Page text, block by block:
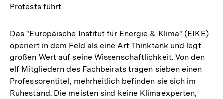
Protests führt.
Das "Europäische Institut für Energie & Klima" (EIKE)
operiert in dem Feld als eine Art Thinktank und legt
großen Wert auf seine Wissenschaftlichkeit. Von den
elf Mitgliedern des Fachbeirats tragen sieben einen
Professorentitel, mehrheitlich befinden sie sich im
Ruhestand. Die meisten sind keine Klimaexperten,